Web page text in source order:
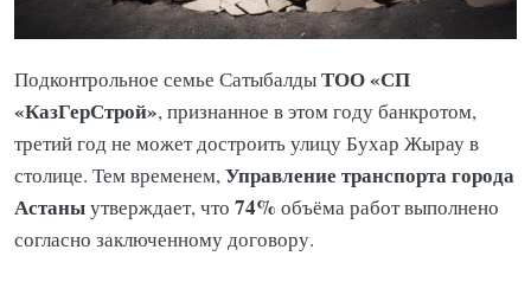
Подконтрольное семье СатыбалдыТОО «СП
«КазГерСтрой», признанное в этом году банкротом,
третий год не может достроить улицу Бухар Жырау в
столице. Тем временем,Управление транспорта города
Астаныутверждает, что 74% объёма работ выполнено
согласно заключенному договору.